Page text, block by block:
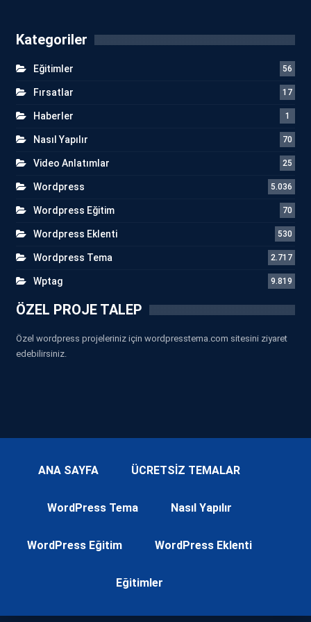
Kategoriler
Eğitimler 56
Fırsatlar 17
Haberler 1
Nasıl Yapılır 70
Video Anlatımlar 25
Wordpress 5.036
Wordpress Eğitim 70
Wordpress Eklenti 530
Wordpress Tema 2.717
Wptag 9.819
ÖZEL PROJE TALEP
Özel wordpress projeleriniz için wordpresstema.com sitesini ziyaret
edebilirsiniz.
ANA SAYFA ÜCRETSİZ TEMALAR
WordPress Tema Nasıl Yapılır
WordPress Eğitim WordPress Eklenti
Eğitimler